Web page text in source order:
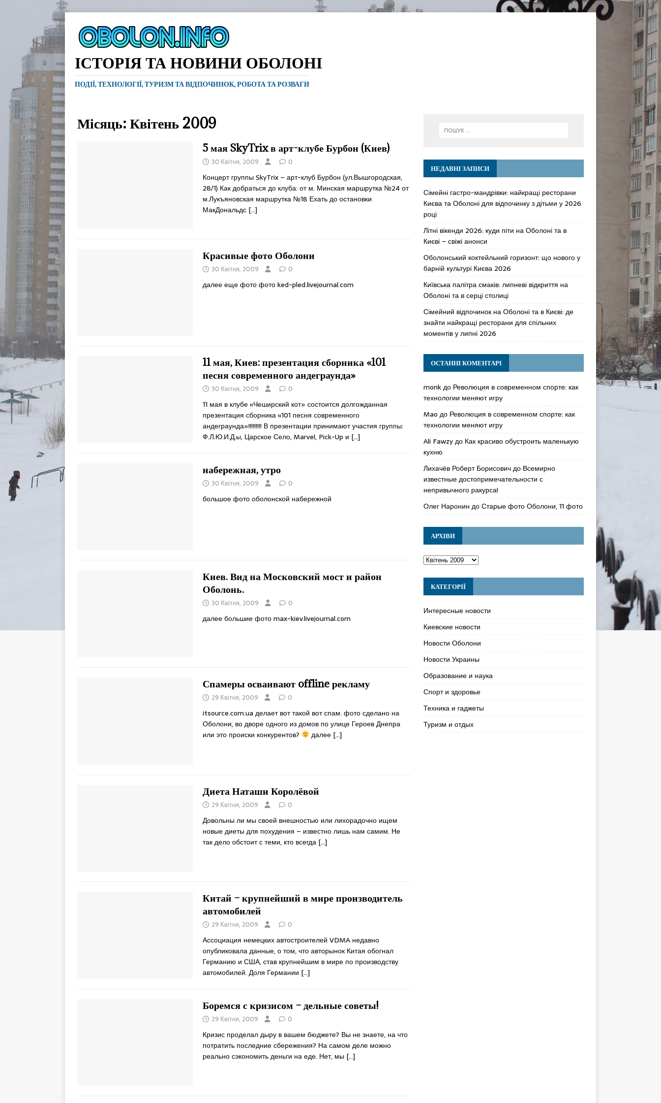
ІСТОРІЯ ТА НОВИНИ ОБОЛОНІ
ПОДІЇ, ТЕХНОЛОГІЇ, ТУРИЗМ ТА ВІДПОЧИНОК, РОБОТА ТА РОЗВАГИ
Місяць:Квітень 2009
5 мая SkyTrix в арт-клубе Бурбон (Киев)
30 Квітня, 2009 0
Концерт группы SkyTrix – арт-клуб Бурбон (ул.Вышгородская,
28/1) Как добраться до клуба: от м. Минская маршрутка №24 от
м.Лукъяновская маршрутка №18 Ехать до остановки
МакДональдс […]
Красивые фото Оболони
30 Квітня, 2009 0
далее еще фото фото ked-pled.livejournal.com
11 мая, Киев: презентация сборника «101
песня современного андеграунда»
30 Квітня, 2009 0
11 мая в клубе «Чеширский кот» состоится долгожданная
презентация сборника «101 песня современного
андеграунда»!!!!!!!!! В презентации принимают участия группы:
Ф.Л.Ю.И.Д.ы, Царское Село, Marvel, Pick-Up и […]
набережная, утро
30 Квітня, 2009 0
большое фото оболонской набережной
Киев. Вид на Московский мост и район
Оболонь.
30 Квітня, 2009 0
далее большие фото max-kiev.livejournal.com
Спамеры осваивают offline рекламу
29 Квітня, 2009 0
itsource.com.ua делает вот такой вот спам. фото сделано на
Оболони, во дворе одного из домов по улице Героев Днепра
или это происки конкурентов?
далее […]
Диета Наташи Королёвой
29 Квітня, 2009 0
Довольны ли мы своей внешностью или лихорадочно ищем
новые диеты для похудения – известно лишь нам самим. Не
так дело обстоит с теми, кто всегда […]
Китай – крупнейший в мире производитель
автомобилей
29 Квітня, 2009 0
Ассоциация немецких автостроителей VDMA недавно
опубликовала данные, о том, что авторынок Китая обогнал
Германию и США, став крупнейшим в мире по производству
автомобилей. Доля Германии […]
Боремся с кризисом – дельные советы!
29 Квітня, 2009 0
Кризис проделал дыру в вашем бюджете? Вы не знаете, на что
потратить последние сбережения? На самом деле можно
реально сэкономить деньги на еде. Нет, мы […]
НЕДАВНІ ЗАПИСИ
Сімейні гастро-мандрівки: найкращі ресторани
Києва та Оболоні для відпочинку з дітьми у 2026
році
Літні вікенди 2026: куди піти на Оболоні та в
Києві – свіжі анонси
Оболонський коктейльний горизонт: що нового у
барній культурі Києва 2026
Київська палітра смаків: липневі відкриття на
Оболоні та в серці столиці
Сімейний відпочинок на Оболоні та в Києві: де
знайти найкращі ресторани для спільних
моментів у липні 2026
ОСТАННІ КОМЕНТАРІ
monkдо Революция в современном спорте: как
технологии меняют игру
Mao до Революция в современном спорте: как
технологии меняют игру
Ali Fawzyдо Как красиво обустроить маленькую
кухню
Лихачёв Роберт Борисовичдо Всемирно
известные достопримечательности с
непривычного ракурса!
Олег Наронин доСтарые фото Оболони, 11 фото
АРХІВИ
КАТЕГОРІЇ
Интересные новости
Киевские новости
Новости Оболони
Новости Украины
Образование и наука
Спорт и здоровье
Техника и гаджеты
Туризм и отдых